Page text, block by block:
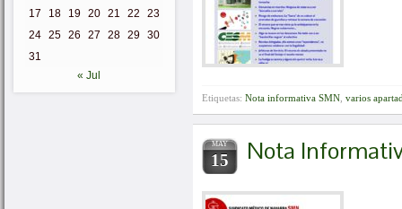
17
18 19 20 21 22
23
24 25 26 27 28 29 30
31
« Jul
Etiquetas: Nota informativa SMN varios
MAY
15 Nota